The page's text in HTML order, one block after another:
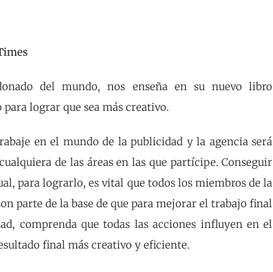
del mundo, nos enseña en su nuevo libro
lograr que sea más creativo.
en el mundo de la publicidad y la agencia será
de las áreas en las que partícipe. Conseguir
para lograrlo, es vital que todos los miembros de la
parte de la base de que para mejorar el trabajo final
comprenda que todas las acciones influyen en el
final más creativo y eficiente.